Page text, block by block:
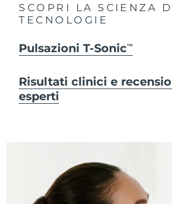
SCOPRI LA SCIENZA
TECNOLOGIE
Pulsazioni T-SonicTM
Risultati clinici e
esperti